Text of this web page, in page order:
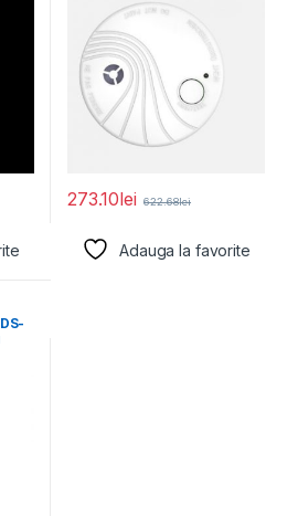
273.10lei 622.68lei
Adauga la favorite